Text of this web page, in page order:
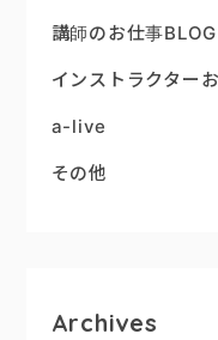
講師のお仕事BLOG
インストラクター
a-live
その他
Archives